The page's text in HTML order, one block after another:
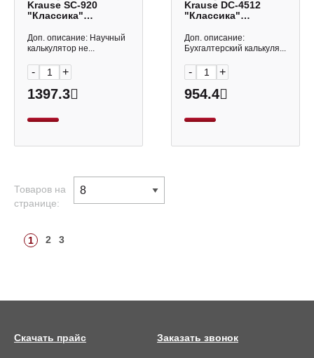
Krause SC-920
"Классика"
инженерный для
ЕГЭ 10р (56 фун-й)
Доп. описание: Научный
калькулятор не...
- +
1397.3
Krause DC-4512
"Классика"
настольный, 12р
54512
Доп. описание:
Бухгалтерский калькуля...
- +
954.4
Товаров на
странице:
1 2 3
Заказать звонок
Скачать прайс